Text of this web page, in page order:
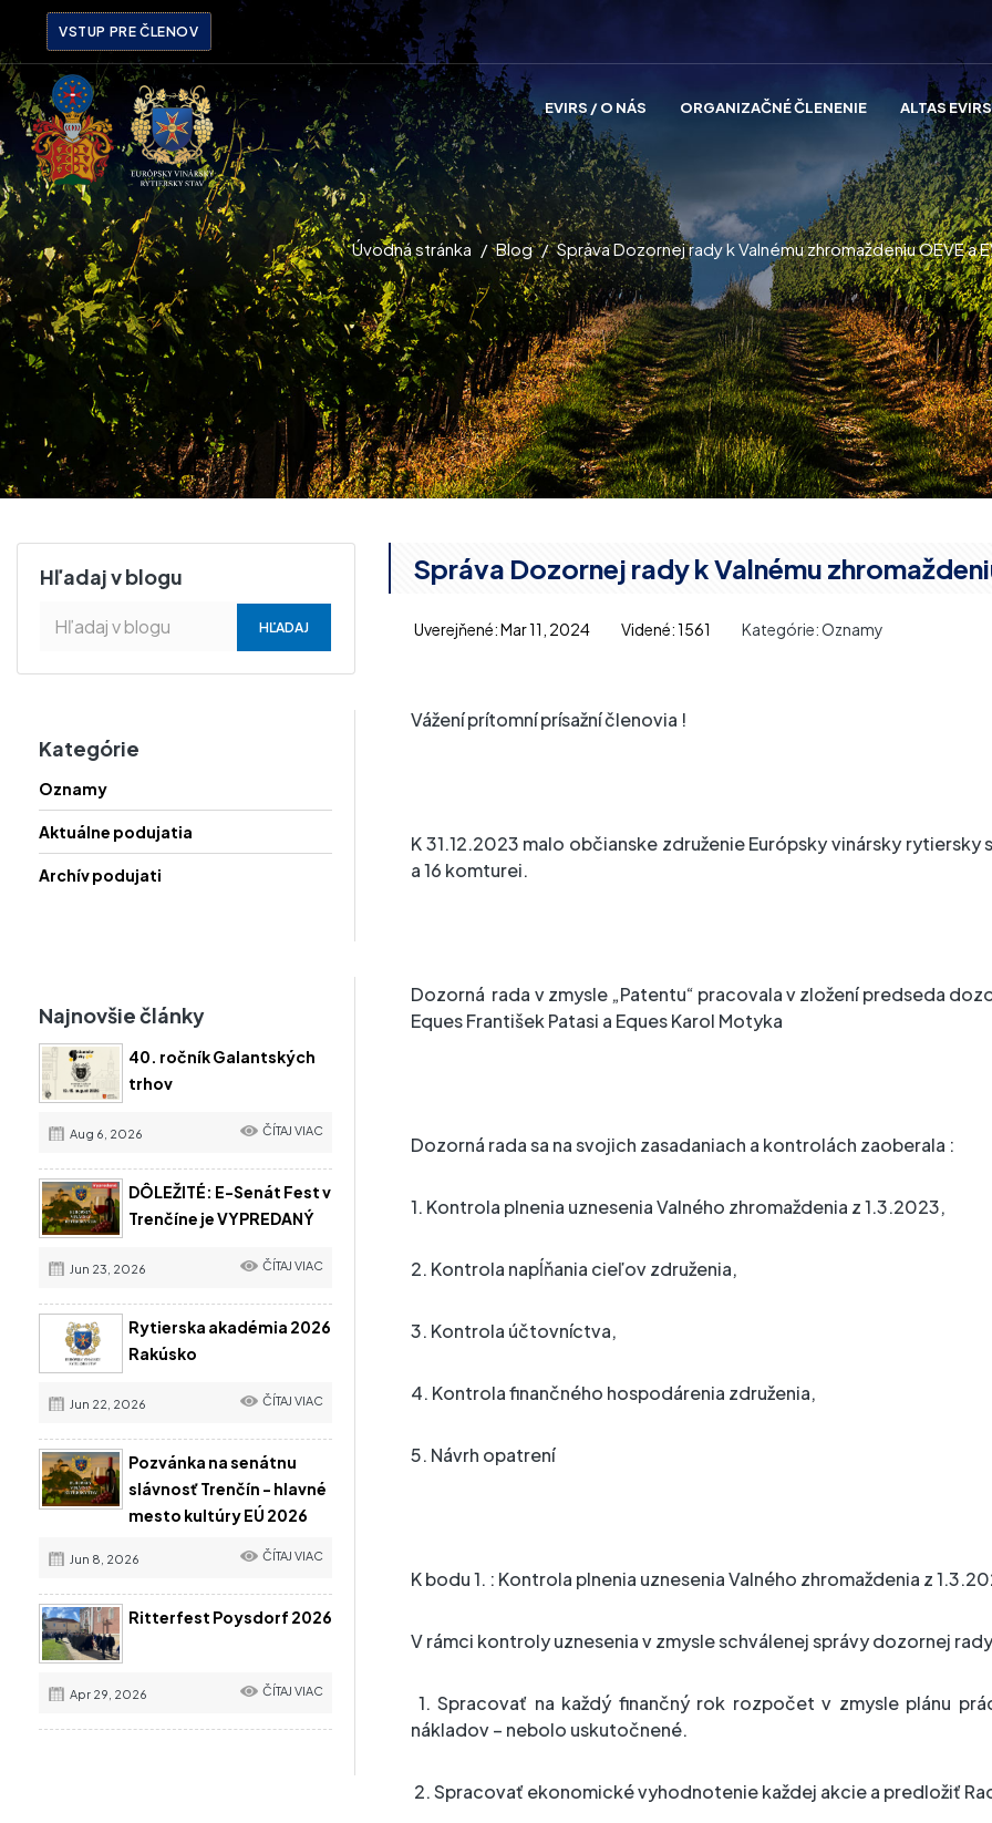
VSTUP PRE ČLENOV
EVIRS / O NÁS ORGANIZAČNÉ ČLENENIE ALTAS EVIRS
Úvodná stránka Blog Správa Dozornej rady k Valnému zhromaždeniu OEVE a
Hľadaj v blogu
Kategórie
Oznamy
Aktuálne podujatia
Archív podujati
Najnovšie články
40. ročník Galantských
trhov
Aug 6, 2026 ČÍTAJ VIAC
DÔLEŽITÉ: E-Senát Fest v
Trenčíne je VYPREDANÝ
Jun 23, 2026 ČÍTAJ VIAC
Rytierska akadémia 2026
Rakúsko
Jun 22, 2026 ČÍTAJ VIAC
Pozvánka na senátnu
slávnosť Trenčín - hlavné
mesto kultúry EÚ 2026
Jun 8, 2026 ČÍTAJ VIAC
Ritterfest Poysdorf 2026
Apr 29, 2026 ČÍTAJ VIAC
Správa Dozornej rady k Valnému
Uverejňené: Mar 11, 2024 Videné: 1561 Kategórie:Oznamy
Vážení prítomní prísažní členovia !
K 31.12.2023 malo občianske združenie Európsky vinársky
a 16 komturei.
Dozorná rada v zmysle „Patentu“ pracovala v zložení predseda
Eques František Patasi a Eques Karol Motyka
Dozorná rada sa na svojich zasadaniach a kontrolách zaoberala :
1. Kontrola plnenia uznesenia Valného zhromaždenia z 1.3.2023,
2. Kontrola napĺňania cieľov združenia,
3. Kontrola účtovníctva,
4. Kontrola finančného hospodárenia združenia,
5. Návrh opatrení
K bodu 1. : Kontrola plnenia uznesenia Valného zhromaždenia z
V rámci kontroly uznesenia v zmysle schválenej správy dozornej
1. Spracovať na každý finančný rok rozpočet v zmysle plánu
nákladov – nebolo uskutočnené.
2. Spracovať ekonomické vyhodnotenie každej akcie a predložiť